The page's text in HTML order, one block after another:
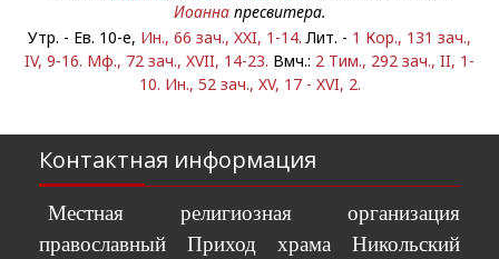
Иоаннапресвитера.
Утр. - Ев. 10-е, Ин., 66 зач., XXI, 1-14. Лит. - 1 Кор., 131 зач.,
IV, 9-16. Мф., 72 зач., XVII, 14-23. Вмч.: 2 Тим., 292 зач., II, 1-
10. Ин., 52 зач., XV, 17 - XVI, 2.
Контактная информация
Местная религиозная организация
православный Приход храма Никольский